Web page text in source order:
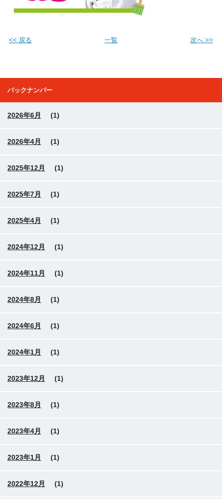
<< 戻る 一覧 次へ >>
バックナンバー
2026年6月 (1)
2026年4月 (1)
2025年12月 (1)
2025年7月 (1)
2025年4月 (1)
2024年12月 (1)
2024年11月 (1)
2024年8月 (1)
2024年6月 (1)
2024年1月 (1)
2023年12月 (1)
2023年8月 (1)
2023年4月 (1)
2023年1月 (1)
2022年12月 (1)